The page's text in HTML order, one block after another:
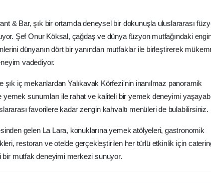
& Bar, şık bir ortamda deneysel bir dokunuşla uluslararası
Şef Onur Köksal, çağdaş ve dünya füzyon mutfağındaki
dünyanın dört bir yanından mutfaklar ile birleştirerek
vadediyor.
şık iç mekanlardan Yalıkavak Körfezi'nin inanılmaz panoramik
sunumları ile rahat ve kaliteli bir yemek deneyimi
favorilere kadar zengin kahvaltı menüleri de bulabilirsiniz.
gelen La Lara, konuklarına yemek atölyeleri, gastronomik
restoran ve otelde gerçekleştirilen her türlü etkinlik için
bir mutfak deneyimi merkezi sunuyor.